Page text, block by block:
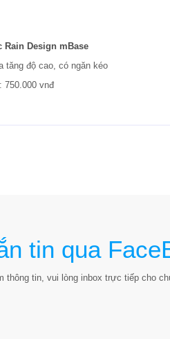
Rain Design mBase
tăng độ cao, có ngăn kéo
750.000 vnđ
tin qua
thông tin, vui lòng inbox trực tiếp cho